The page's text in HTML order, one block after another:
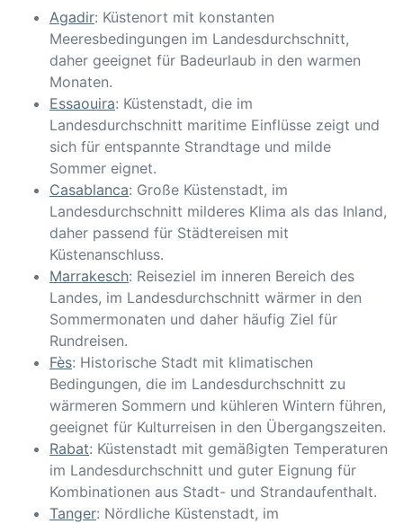
Agadir: Küstenort mit konstanten
Meeresbedingungen im Landesdurchschnitt,
daher geeignet für Badeurlaub in den warmen
Monaten.
Essaouira: Küstenstadt, die im
Landesdurchschnitt maritime Einflüsse zeigt und
sich für entspannte Strandtage und milde
Sommer eignet.
Casablanca: Große Küstenstadt, im
Landesdurchschnitt milderes Klima als das Inland,
daher passend für Städtereisen mit
Küstenanschluss.
Marrakesch: Reiseziel im inneren Bereich des
Landes, im Landesdurchschnitt wärmer in den
Sommermonaten und daher häufig Ziel für
Rundreisen.
Fès: Historische Stadt mit klimatischen
Bedingungen, die im Landesdurchschnitt zu
wärmeren Sommern und kühleren Wintern führen,
geeignet für Kulturreisen in den Übergangszeiten.
Rabat: Küstenstadt mit gemäßigten Temperaturen
im Landesdurchschnitt und guter Eignung für
Kombinationen aus Stadt- und Strandaufenthalt.
Tanger: Nördliche Küstenstadt, im